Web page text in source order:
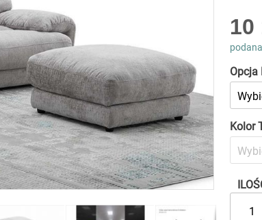
As
low
as
10
Opcja
Kolor